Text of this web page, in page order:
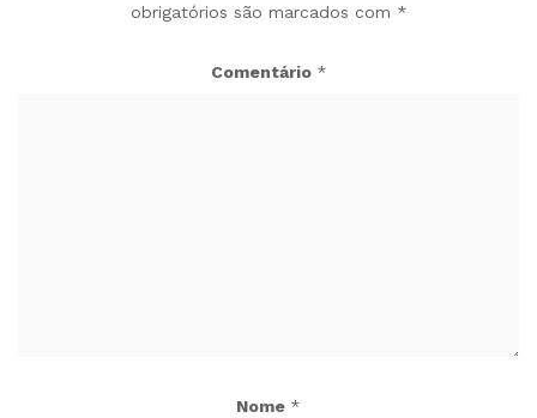
obrigatórios são marcados com *
Comentário *
Nome *